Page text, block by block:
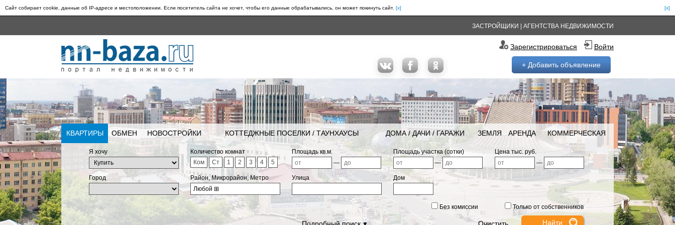
Сайт собирает cookie, данные об IP-адресе и местоположении. Если посетитель сайта не хочет, чтобы его данные обрабатывались, он может покинуть сайт. [x]
[x]
ЗАСТРОЙЩИКИ АГЕНТСТВА НЕДВИЖИМОСТИ
Зарегистрироваться Войти
+ Добавить объявление
КВАРТИРЫ ОБМЕН НОВОСТРОЙКИ КОТТЕДЖНЫЕ ПОСЕЛКИ / ТАУНХАУСЫ ДОМА / ДАЧИ / ГАРАЖИ ЗЕМЛЯ АРЕНДА КОММЕРЧЕСКАЯ
Я хочу
Количество комнат
Ком
Ст 1 2 3 4 5
Площадь кв.м.
—
Площадь участка (сотки)
—
Цена тыс. руб.
—
Город
Район, Микрорайон, Метро
Любой ⊞
Улица Дом
Без комиссии Только от собственников